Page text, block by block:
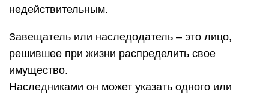
недействительным.
Завещатель или наследодатель – это лицо,
решившее при жизни распределить свое
имущество.
Наследниками он может указать одного или